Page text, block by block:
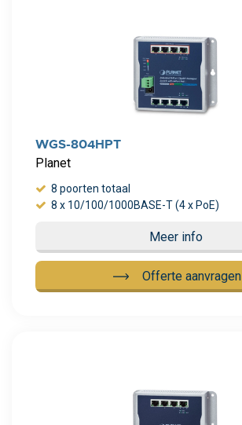
WGS-804HPT
Planet
8 poorten totaal
8 x 10/100/1000BASE-T (4 x PoE)
Meer info
Offerte aanvragen